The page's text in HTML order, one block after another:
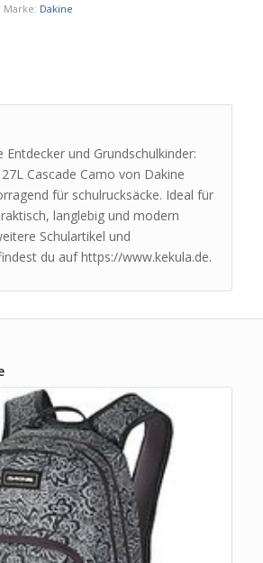
Marke: Dakine
Entdecker und Grundschulkinder:
Cascade Camo von Dakine
für schulrucksäcke. Ideal für
langlebig und modern
Schulartikel und
du auf https://www.kekula.de.